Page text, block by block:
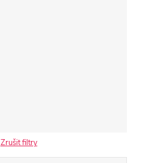
Zrušit filtry